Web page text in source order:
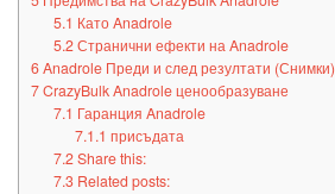
5.1 Като Anadrole
5.2Странични ефекти на Anadrole
6Anadrole Преди и след резултати (Снимки)
7CrazyBulk Anadrole ценообразуване
7.1 Гаранция Anadrole
7.1.1 присъдата
7.2Share this:
7.3Related posts: